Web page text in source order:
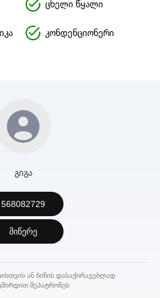
ცხელი წყალი
კონდენციონერი
გიგა
568082729
მიწერე
ან ბინის დასაქირავებლად
მეპატრონეს